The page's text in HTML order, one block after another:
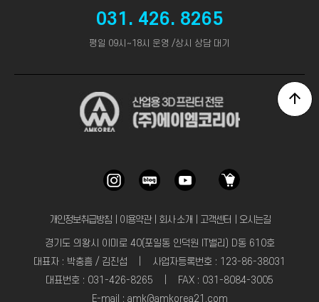
031. 426. 8265
평일 09시~18시 운영 /상시 상담 대기
개인정보취급방침｜ 이용약관｜ 회사 소개 고객센터 오시는길
경기도 의왕시 이미로 40(포일동 인덕원 IT밸리) D동 610호
대표자 : 박충흠 / 김진섭 | 사업자등록번호 : 123-86-38031
대표번호 : 031-426-8265 | FAX : 031-8084-3005
E-mail : amk@amkorea21.com